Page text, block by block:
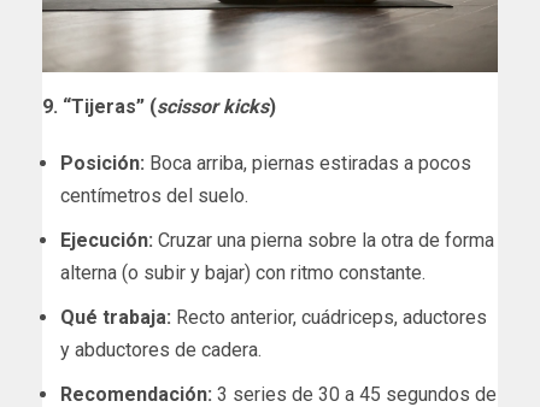
9. “Tijeras” (scissor kicks)
Posición: Boca arriba, piernas estiradas a pocos
centímetros del suelo.
Ejecución: Cruzar una pierna sobre la otra de forma
alterna (o subir y bajar) con ritmo constante.
Qué trabaja: Recto anterior, cuádriceps, aductores
y abductores de cadera.
Recomendación: 3 series de 30 a 45 segundos de